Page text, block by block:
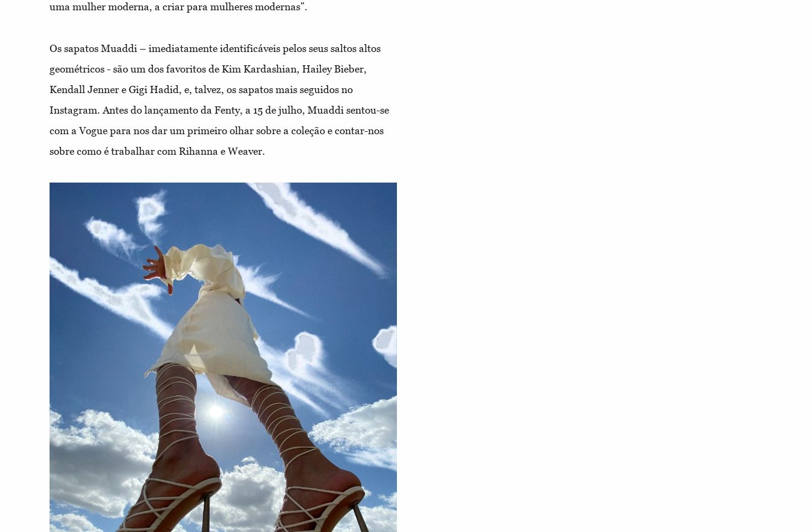
uma mulher moderna, a criar para mulheres modernas”.
Os sapatos Muaddi – imediatamente identificáveis pelos seus saltos altos
geométricos - são um dos favoritos de Kim Kardashian, Hailey Bieber,
Kendall Jenner e Gigi Hadid, e, talvez, os sapatos mais seguidos no
Instagram. Antes do lançamento da Fenty, a 15 de julho, Muaddi sentou-se
com a Vogue para nos dar um primeiro olhar sobre a coleção e contar-nos
sobre como é trabalhar com Rihanna e Weaver.